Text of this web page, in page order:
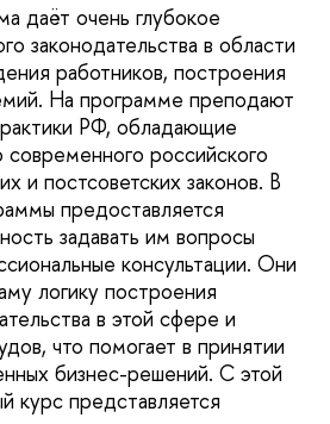
даёт очень глубокое
законодательства в области
работников, построения
На программе преподают
РФ, обладающие
современного российского
и постсоветских законов. В
предоставляется
задавать им вопросы
консультации. Они
логику построения
в этой сфере и
что помогает в принятии
бизнес-решений. С этой
курс представляется